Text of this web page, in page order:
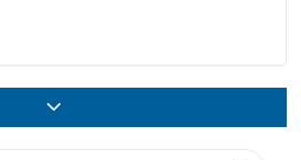
2月1日早晨，速必达希杰武汉办事
辆整装待发。据了解，此批物资已全